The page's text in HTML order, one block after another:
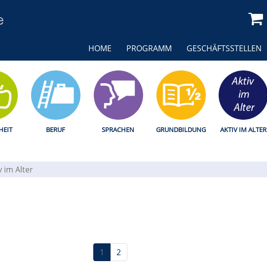
HOME PROGRAMM GESCHÄFTSSTELLEN
BERUF SPRACHEN GRUNDBILDUNG AKTIV IM ALTER
im Alter
1 2